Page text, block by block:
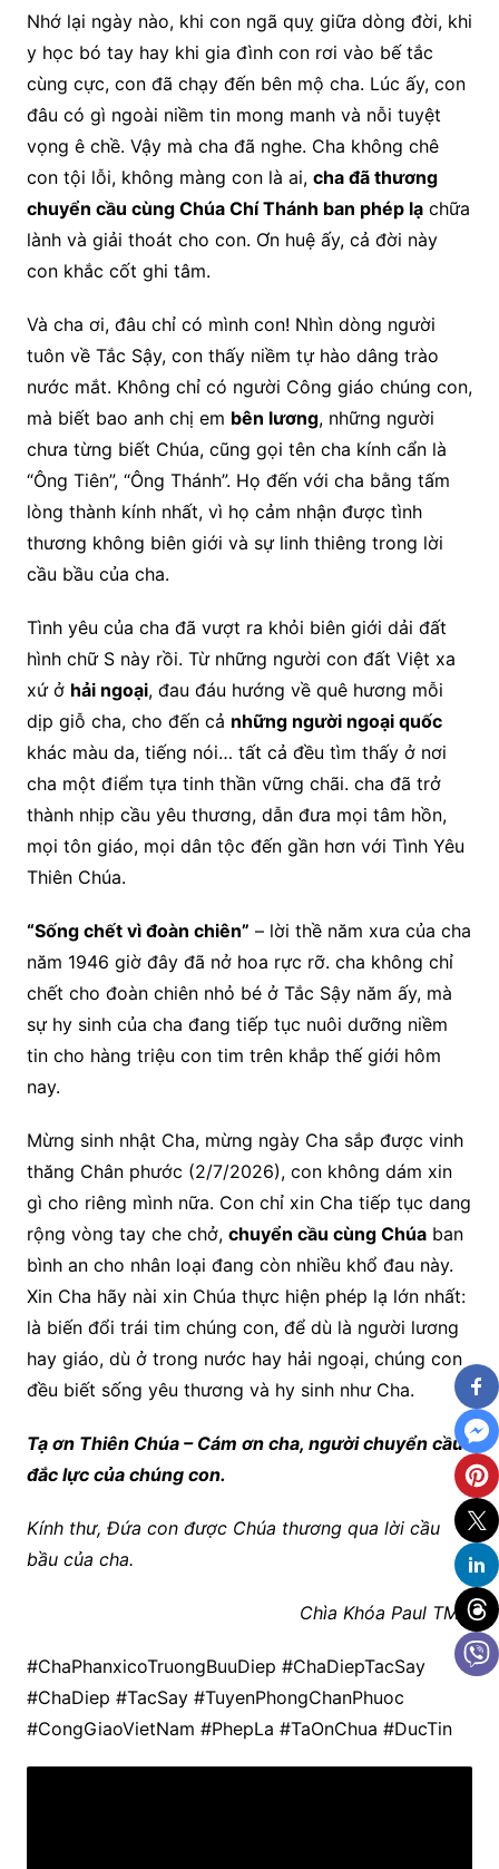
Nhớ lại ngày nào, khi con ngã quỵ giữa dòng đời, khi
y học bó tay hay khi gia đình con rơi vào bế tắc
cùng cực, con đã chạy đến bên mộ cha. Lúc ấy, con
đâu có gì ngoài niềm tin mong manh và nỗi tuyệt
vọng ê chề. Vậy mà cha đã nghe. Cha không chê
con tội lỗi, không màng con là ai, cha đã thương
chuyển cầu cùng Chúa Chí Thánh ban phép lạchữa
lành và giải thoát cho con. Ơn huệ ấy, cả đời này
con khắc cốt ghi tâm.
Và cha ơi, đâu chỉ có mình con! Nhìn dòng người
tuôn về Tắc Sậy, con thấy niềm tự hào dâng trào
nước mắt. Không chỉ có người Công giáo chúng con,
mà biết bao anh chị em bên lương, những người
chưa từng biết Chúa, cũng gọi tên cha kính cẩn là
“Ông Tiên”, “Ông Thánh”. Họ đến với cha bằng tấm
lòng thành kính nhất, vì họ cảm nhận được tình
thương không biên giới và sự linh thiêng trong lời
cầu bầu của cha.
Tình yêu của cha đã vượt ra khỏi biên giới dải đất
hình chữ S này rồi. Từ những người con đất Việt xa
xứ ở hải ngoại, đau đáu hướng về quê hương mỗi
dịp giỗ cha, cho đến cả những người ngoại quốc
khác màu da, tiếng nói… tất cả đều tìm thấy ở nơi
cha một điểm tựa tinh thần vững chãi. cha đã trở
thành nhịp cầu yêu thương, dẫn đưa mọi tâm hồn,
mọi tôn giáo, mọi dân tộc đến gần hơn với Tình Yêu
Thiên Chúa.
“Sống chết vì đoàn chiên” – lời thề năm xưa của cha
năm 1946 giờ đây đã nở hoa rực rỡ. cha không chỉ
chết cho đoàn chiên nhỏ bé ở Tắc Sậy năm ấy, mà
sự hy sinh của cha đang tiếp tục nuôi dưỡng niềm
tin cho hàng triệu con tim trên khắp thế giới hôm
nay.
Mừng sinh nhật Cha, mừng ngày Cha sắp được vinh
thăng Chân phước (2/7/2026), con không dám xin
gì cho riêng mình nữa. Con chỉ xin Cha tiếp tục dang
rộng vòng tay che chở, chuyển cầu cùng Chúaban
bình an cho nhân loại đang còn nhiều khổ đau này.
Xin Cha hãy nài xin Chúa thực hiện phép lạ lớn nhất:
là biến đổi trái tim chúng con, để dù là người lương
hay giáo, dù ở trong nước hay hải ngoại, chúng con
đều biết sống yêu thương và hy sinh như Cha.
Tạ ơn Thiên Chúa – Cám ơn cha, người chuyển cầu
đắc lực của chúng con.
Kính thư, Đứa con được Chúa thương qua lời cầu
bầu của cha.
Chìa Khóa Paul TMC
#ChaPhanxicoTruongBuuDiep #ChaDiepTacSay
#ChaDiep #TacSay #TuyenPhongChanPhuoc
#CongGiaoVietNam #PhepLa #TaOnChua #DucTin